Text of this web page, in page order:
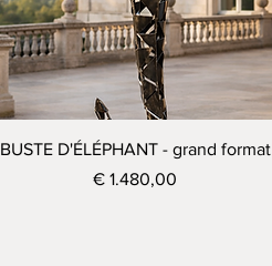
Visualização rápida
BUSTE D'ÉLÉPHANT - grand format
Preço
€ 1.480,00